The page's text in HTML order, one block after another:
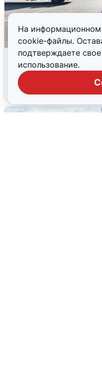
На
cookie-файлы.
подтверждаете свое
использование.
Склад
эвакуировали
5 августа